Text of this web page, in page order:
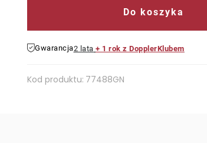
Do koszyka
Gwarancja2 lata + 1 rok z DopplerKlubem
Kod produktu: 77488GN